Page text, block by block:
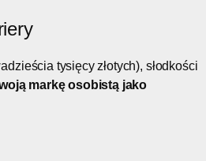
tysięcy złotych), słodkości
markę osobistą jako